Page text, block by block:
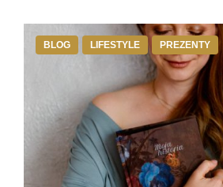
BLOG LIFESTYLE PREZENTY